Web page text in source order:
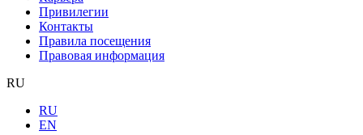
Привилегии
Контакты
Правила посещения
Правовая информация
RU
RU
EN